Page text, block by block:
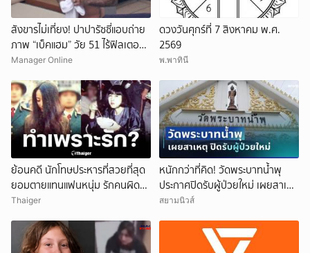
สังขารไม่เที่ยง! ปาปารัซซี่แอบถ่าย
ภาพ “เบ็คแฮม” วัย 51 ไร้ฟิลเตอร์
เผยให้เห็นผมบาง-ศีรษะล้าน
Manager Online
ดวงวันศุกร์ที่ 7 สิงหาคม พ.ศ.
2569
พ.พาทินี
ย้อนคดี นักโทษประหารที่สวยที่สุด
ยอมตายแทนแฟนหนุ่ม รักคนผิด
ชีวิตดิ่งเหว
Thaiger
หนักกว่าที่คิด! วัดพระบาทน้ำพุ
ประกาศปิดรับผู้ป่วยใหม่ เผยสาเหตุ
สุดสะเทือนใจ
สยามนิวส์